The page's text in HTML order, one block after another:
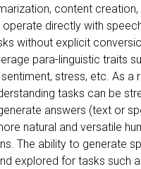
content
operate directly with
without explicit
para-linguistic traits
stress, etc. As a
tasks can be
answers (text or
natural and versatile
The ability to generate
explored for tasks such